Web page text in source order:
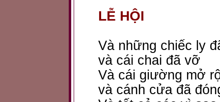
LỄ HỘI
Và những chiếc ly
và cái chai đã vỡ
Và cái giường mở
và cánh cửa đã